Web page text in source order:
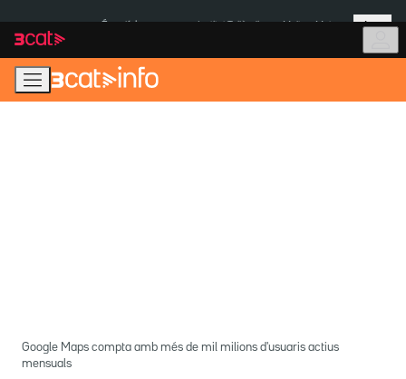
navegació
principal
contingut
Més
Google Maps compta amb més de mil milions d'usuaris actius
mensuals